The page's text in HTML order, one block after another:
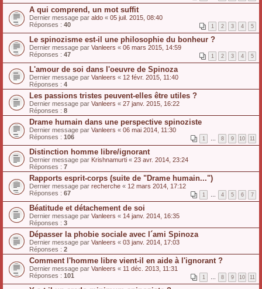
A qui comprend, un mot suffit
Dernier message par aldo « 05 juil. 2015, 08:40
Réponses : 40 1 2 3 4 5
Le spinozisme est-il une philosophie du bonheur ?
Dernier message par Vanleers « 06 mars 2015, 14:59
Réponses : 47 1 2 3 4 5
L'amour de soi dans l'oeuvre de Spinoza
Dernier message par Vanleers « 12 févr. 2015, 11:40
Réponses : 4
Les passions tristes peuvent-elles être utiles ?
Dernier message par Vanleers « 27 janv. 2015, 16:22
Réponses : 8
Drame humain dans une perspective spinoziste
Dernier message par Vanleers « 06 mai 2014, 11:30
Réponses : 106 1 … 8 9 10 11
Distinction homme libre/ignorant
Dernier message par Krishnamurti « 23 avr. 2014, 23:24
Réponses : 7
Rapports esprit-corps (suite de "Drame humain...")
Dernier message par recherche « 12 mars 2014, 17:12
Réponses : 67 1 … 4 5 6 7
Béatitude et détachement de soi
Dernier message par Vanleers « 14 janv. 2014, 16:35
Réponses : 3
Dépasser la phobie sociale avec l´ami Spinoza
Dernier message par Vanleers « 03 janv. 2014, 17:03
Réponses : 2
Comment l'homme libre vient-il en aide à l'ignorant ?
Dernier message par Vanleers « 11 déc. 2013, 11:31
Réponses : 101 1 … 8 9 10 11